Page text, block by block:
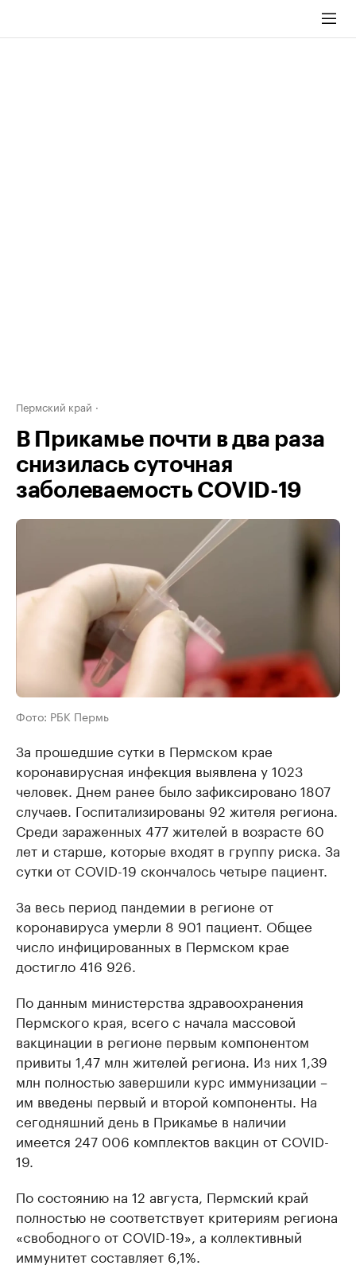
Пермский край
В Прикамье почти в два раза
снизилась суточная
заболеваемость COVID-19
Фото: РБК Пермь
За прошедшие сутки в Пермском крае
коронавирусная инфекция выявлена у 1023
человек. Днем ранее было зафиксировано 1807
случаев. Госпитализированы 92 жителя региона.
Среди зараженных 477 жителей в возрасте 60
лет и старше, которые входят в группу риска. За
сутки от COVID-19 скончалось четыре пациент.
За весь период пандемии в регионе от
коронавируса умерли 8 901 пациент. Общее
число инфицированных в Пермском крае
достигло 416 926.
По данным министерства здравоохранения
Пермского края, всего с начала массовой
вакцинации в регионе первым компонентом
привиты 1,47 млн жителей региона. Из них 1,39
млн полностью завершили курс иммунизации –
им введены первый и второй компоненты. На
сегодняшний день в Прикамье в наличии
имеется 247 006 комплектов вакцин от COVID-
19.
По состоянию на 12 августа, Пермский край
полностью не соответствует критериям региона
«свободного от COVID-19», а коллективный
иммунитет составляет 6,1%.